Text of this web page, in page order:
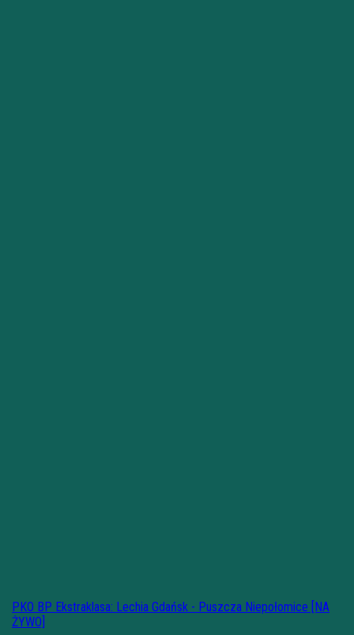
PKO BP Ekstraklasa: Lechia Gdańsk - Puszcza Niepołomice [NA
ŻYWO]